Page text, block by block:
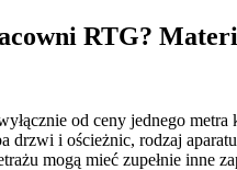
RTG?
od ceny jednego
drzwi i ościeżnic, rodzaj
mogą mieć zupełnie inne